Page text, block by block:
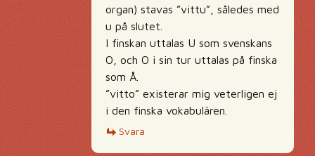
organ) stavas ”vittu”, således med
u på slutet.
I finskan uttalas U som svenskans
O, och O i sin tur uttalas på finska
som Å.
”vitto” existerar mig veterligen ej
i den finska vokabulären.
Svara